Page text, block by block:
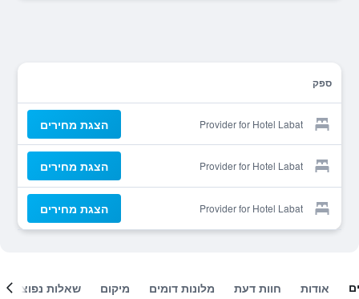
ספק
Provider for Hotel Labat הצגת מחירים
Provider for Hotel Labat הצגת מחירים
Provider for Hotel Labat הצגת מחירים
אודות חוות דעת מלונות דומים מיקום שאלות נפוצות